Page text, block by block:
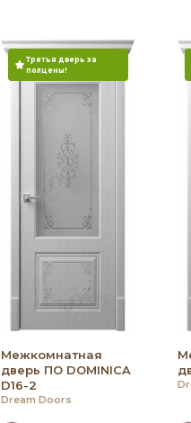
Третья дверь за
полцены!
Межкомнатная
дверь ПО DOMINICA
D16-2
Dream Doors